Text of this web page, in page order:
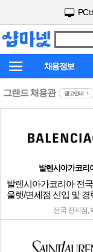
PC
채용정보
그랜드 채용관 광고안내
발렌시아가코리
발렌시아가코리아 전
울렛/면세점 신입 및 경
전국 전지점,